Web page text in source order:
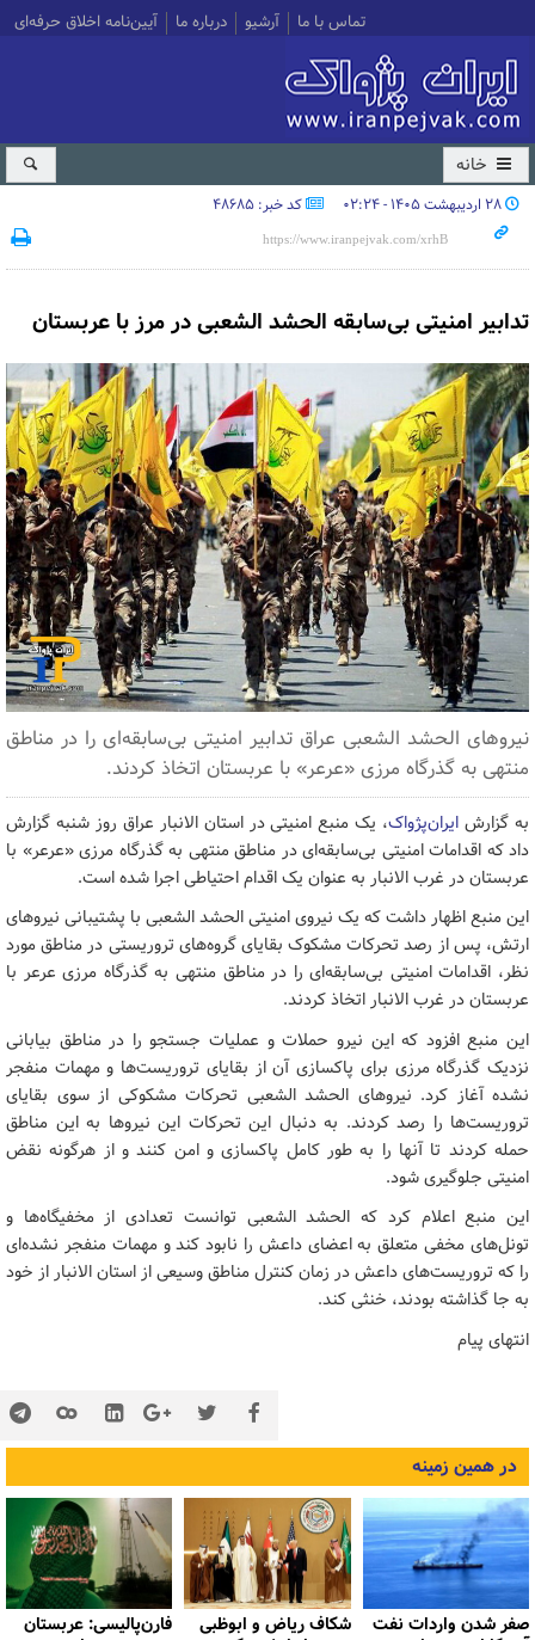
تماس با ما آرشیو درباره ما آیین‌نامه اخلاق حرفه‌ای
خانه
۲۸ اردیبهشت ۱۴۰۵ - ۰۲:۲۴ کد خبر: 48685
تدابیر امنیتی بی‌سابقه الحشد الشعبی در مرز با عربستان
نیروهای الحشد الشعبی عراق تدابیر امنیتی بی‌سابقه‌ای را در مناطق
منتهی به گذرگاه مرزی «عرعر» با عربستان اتخاذ کردند.
به گزارش ایران‌پژواک، یک منبع امنیتی در استان الانبار عراق روز شنبه گزارش
داد که اقدامات امنیتی بی‌سابقه‌ای در مناطق منتهی به گذرگاه مرزی «عرعر» با
عربستان در غرب الانبار به عنوان یک اقدام احتیاطی اجرا شده است.
این منبع اظهار داشت که یک نیروی امنیتی الحشد الشعبی با پشتیبانی نیروهای
ارتش، پس از رصد تحرکات مشکوک بقایای گروه‌های تروریستی در مناطق مورد
نظر، اقدامات امنیتی بی‌سابقه‌ای را در مناطق منتهی به گذرگاه مرزی عرعر با
عربستان در غرب الانبار اتخاذ کردند.
این منبع افزود که این نیرو حملات و عملیات جستجو را در مناطق بیابانی
نزدیک گذرگاه مرزی برای پاکسازی آن از بقایای تروریست‌ها و مهمات منفجر
نشده آغاز کرد. نیروهای الحشد الشعبی تحرکات مشکوکی از سوی بقایای
تروریست‌ها را رصد کردند. به دنبال این تحرکات این نیروها به این مناطق
حمله کردند تا آنها را به طور کامل پاکسازی و امن کنند و از هرگونه نقض
امنیتی جلوگیری شود.
این منبع اعلام کرد که الحشد الشعبی توانست تعدادی از مخفیگاه‌ها و
تونل‌های مخفی متعلق به اعضای داعش را نابود کند و مهمات منفجر نشده‌ای
را که تروریست‌های داعش در زمان کنترل مناطق وسیعی از استان الانبار از خود
به جا گذاشته بودند، خنثی کند.
انتهای پیام
در همین زمینه
صفر شدن واردات نفت شکاف ریاض و ابوظبی فارن‌پالیسی: عربستان